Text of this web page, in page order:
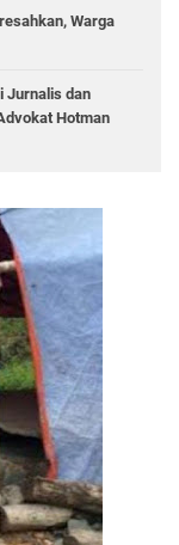
Warga
Jurnalis dan
Hotman